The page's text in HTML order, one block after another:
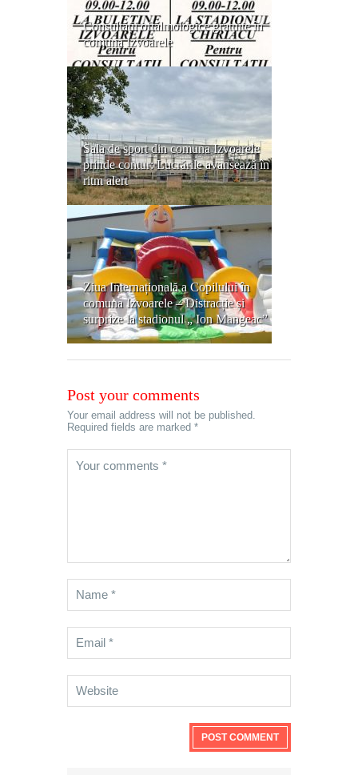
Consultații oftalmologice gratuite în
comuna Izvoarele
Sala de sport din comuna Izvoarele
prinde contur: Lucrările avansează în
ritm alert
Ziua Internațională a Copilului în
comuna Izvoarele – Distracție și
surprize la stadionul „ Ion Mangeac”
Post your comments
Your email address will not be published.
Required fields are marked *